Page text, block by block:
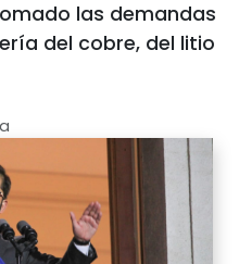
las demandas
del cobre, del litio